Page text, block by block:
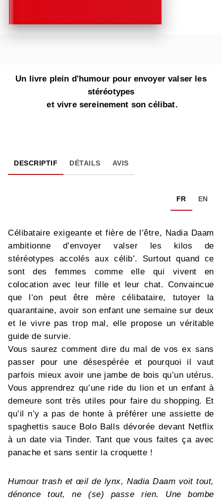
Un livre plein d'humour pour envoyer valser les
stéréotypes
et vivre sereinement son célibat.
DESCRIPTIF DÉTAILS AVIS
FR EN
Célibataire exigeante et fière de l’être, Nadia Daam
ambitionne d’envoyer valser les kilos de
stéréotypes accolés aux célib’. Surtout quand ce
sont des femmes comme elle qui vivent en
colocation avec leur fille et leur chat. Convaincue
que l’on peut être mère célibataire, tutoyer la
quarantaine, avoir son enfant une semaine sur deux
et le vivre pas trop mal, elle propose un véritable
guide de survie.
Vous saurez comment dire du mal de vos ex sans
passer pour une désespérée et pourquoi il vaut
parfois mieux avoir une jambe de bois qu’un utérus.
Vous apprendrez qu’une ride du lion et un enfant à
demeure sont très utiles pour faire du shopping. Et
qu’il n’y a pas de honte à préférer une assiette de
spaghettis sauce Bolo Balls dévorée devant Netflix
à un date via Tinder. Tant que vous faites ça avec
panache et sans sentir la croquette !
Humour trash et œil de lynx, Nadia Daam voit tout,
dénonce tout, ne (se) passe rien. Une bombe